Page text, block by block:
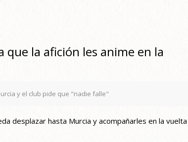
que la afición les anime en la
y el club pide que "nadie falle"
desplazar hasta Murcia y acompañarles en la vuelta